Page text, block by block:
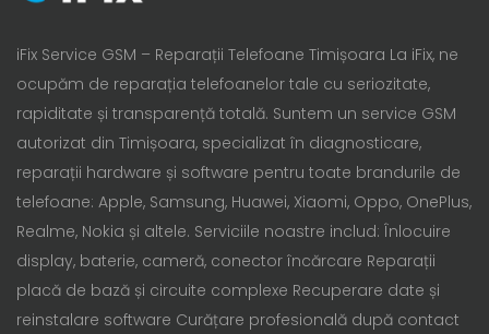
iFix Service GSM – Reparații Telefoane Timișoara La iFix, ne
ocupăm de reparația telefoanelor tale cu seriozitate,
rapiditate și transparență totală. Suntem un service GSM
autorizat din Timișoara, specializat în diagnosticare,
reparații hardware și software pentru toate brandurile de
telefoane: Apple, Samsung, Huawei, Xiaomi, Oppo, OnePlus,
Realme, Nokia și altele. Serviciile noastre includ: Înlocuire
display, baterie, cameră, conector încărcare Reparații
placă de bază și circuite complexe Recuperare date și
reinstalare software Curățare profesională după contact